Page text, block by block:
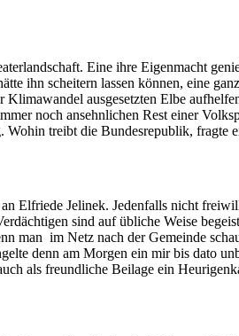
Eine ihre Eigenmacht
ihn scheitern lassen können, eine
ausgesetzten Elbe
noch ansehnlichen Rest einer
treibt die Bundesrepublik, fragte
Elfriede Jelinek. Jedenfalls nicht
sind auf übliche Weise
man im Netz nach der Gemeinde
denn am Morgen ein mir bis dato
als freundliche Beilage ein